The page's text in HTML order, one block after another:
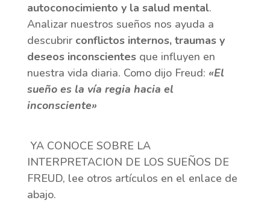
autoconocimiento y la salud mental.
Analizar nuestros sueños nos ayuda a
descubrir conflictos internos, traumas y
deseos inconscientesque influyen en
nuestra vida diaria. Como dijo Freud: «El
sueño es la vía regia hacia el
inconsciente»
YA CONOCE SOBRE LA
INTERPRETACION DE LOS SUEÑOS DE
FREUD, lee otros artículos en el enlace de
abajo.